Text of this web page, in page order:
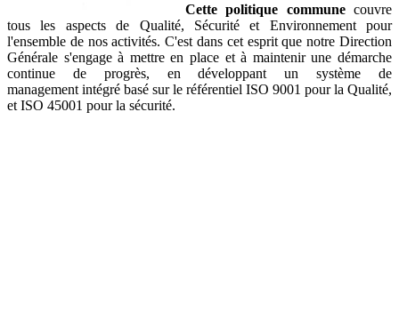
Cette politique communecouvre
tous les aspects de Qualité, Sécurité et Environnement pour
l'ensemble de nos activités. C'est dans cet esprit que notre Direction
Générale s'engage à mettre en place et à maintenir une démarche
continue de progrès, en développant un système de
management intégré basé sur le référentiel ISO 9001 pour la Qualité,
et ISO 45001 pour la sécurité.